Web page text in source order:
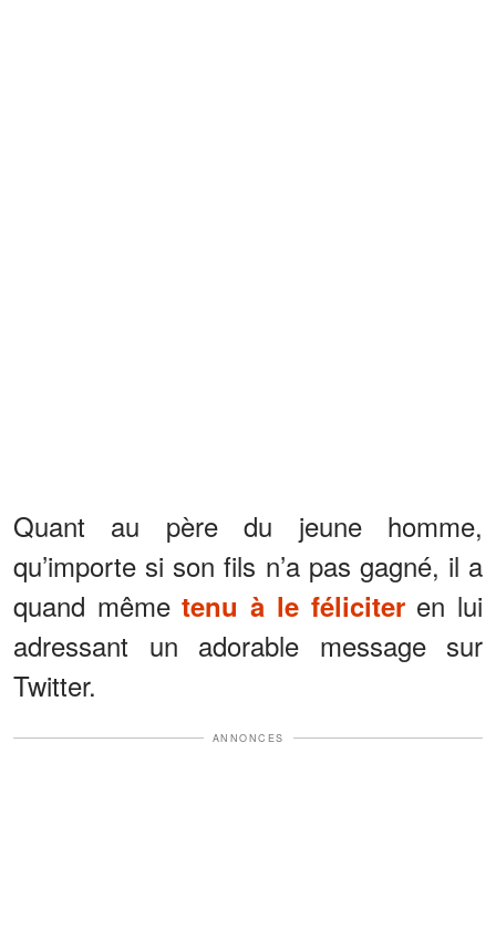
Quant au père du jeune homme,
qu’importe si son fils n’a pas gagné, il a
quand mêmetenu à le féliciteren lui
adressant un adorable message sur
Twitter.
ANNONCES